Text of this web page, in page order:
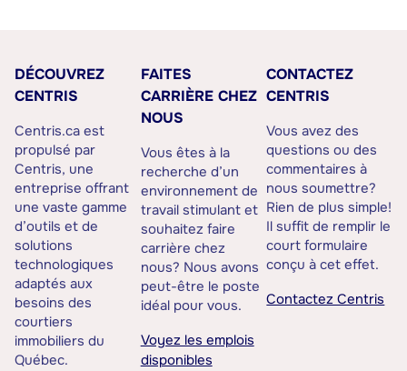
DÉCOUVREZ
CENTRIS
Centris.ca est
propulsé par
Centris, une
entreprise offrant
une vaste gamme
d’outils et de
solutions
technologiques
adaptés aux
besoins des
courtiers
immobiliers du
Québec.
FAITES
CARRIÈRE CHEZ
NOUS
Vous êtes à la
recherche d’un
environnement de
travail stimulant et
souhaitez faire
carrière chez
nous? Nous avons
peut-être le poste
idéal pour vous.
Voyez les emplois
disponibles
CONTACTEZ
CENTRIS
Vous avez des
questions ou des
commentaires à
nous soumettre?
Rien de plus simple!
Il suffit de remplir le
court formulaire
conçu à cet effet.
Contactez Centris